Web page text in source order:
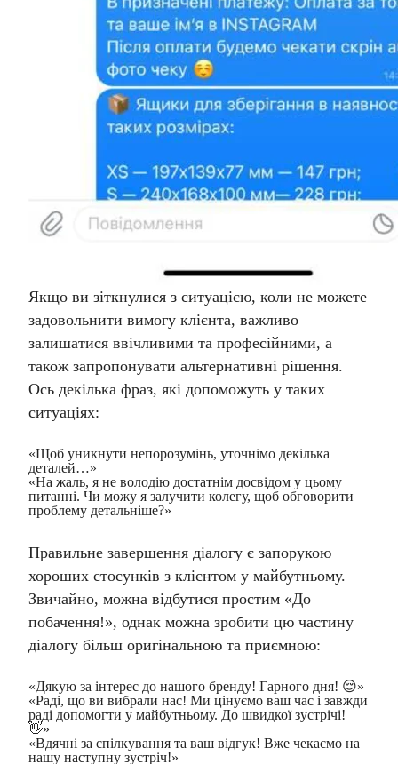
Якщо ви зіткнулися з ситуацією, коли не можете
задовольнити вимогу клієнта, важливо
залишатися ввічливими та професійними, а
також запропонувати альтернативні рішення.
Ось декілька фраз, які допоможуть у таких
ситуаціях:
«Щоб уникнути непорозумінь, уточнімо декілька
деталей…»
«На жаль, я не володію достатнім досвідом у цьому
питанні. Чи можу я залучити колегу, щоб обговорити
проблему детальніше?»
Правильне завершення діалогу є запорукою
хороших стосунків з клієнтом у майбутньому.
Звичайно, можна відбутися простим «До
побачення!», однак можна зробити цю частину
діалогу більш оригінальною та приємною:
«Дякую за інтерес до нашого бренду! Гарного дня! 😌»
«Раді, що ви вибрали нас! Ми цінуємо ваш час і завжди
раді допомогти у майбутньому. До швидкої зустрічі!
👋»
«Вдячні за спілкування та ваш відгук! Вже чекаємо на
нашу наступну зустріч!»